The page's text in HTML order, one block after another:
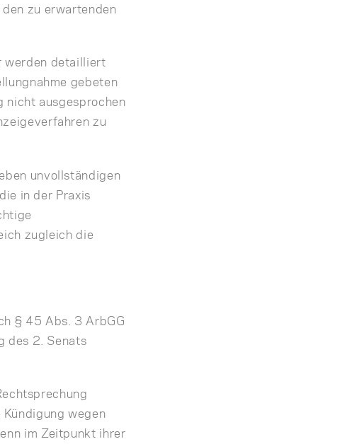
zu erwartenden
werden detailliert
gebeten
nicht ausgesprochen
zu
unvollständigen
in der Praxis
zugleich die
§ 45 Abs. 3 ArbGG
des 2. Senats
wegen
im Zeitpunkt ihrer